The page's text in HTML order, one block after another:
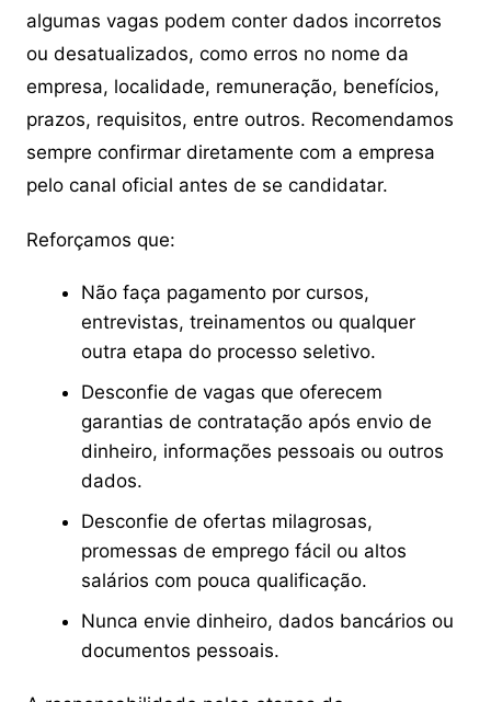
algumas vagas podem conter dados incorretos
ou desatualizados, como erros no nome da
empresa, localidade, remuneração, benefícios,
prazos, requisitos, entre outros. Recomendamos
sempre confirmar diretamente com a empresa
pelo canal oficial antes de se candidatar.
Reforçamos que:
Não faça pagamento por cursos,
entrevistas, treinamentos ou qualquer
outra etapa do processo seletivo.
Desconfie de vagas que oferecem
garantias de contratação após envio de
dinheiro, informações pessoais ou outros
dados.
Desconfie de ofertas milagrosas,
promessas de emprego fácil ou altos
salários com pouca qualificação.
Nunca envie dinheiro, dados bancários ou
documentos pessoais.